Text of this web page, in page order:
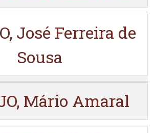
José Ferreira de
Sousa
Mário Amaral